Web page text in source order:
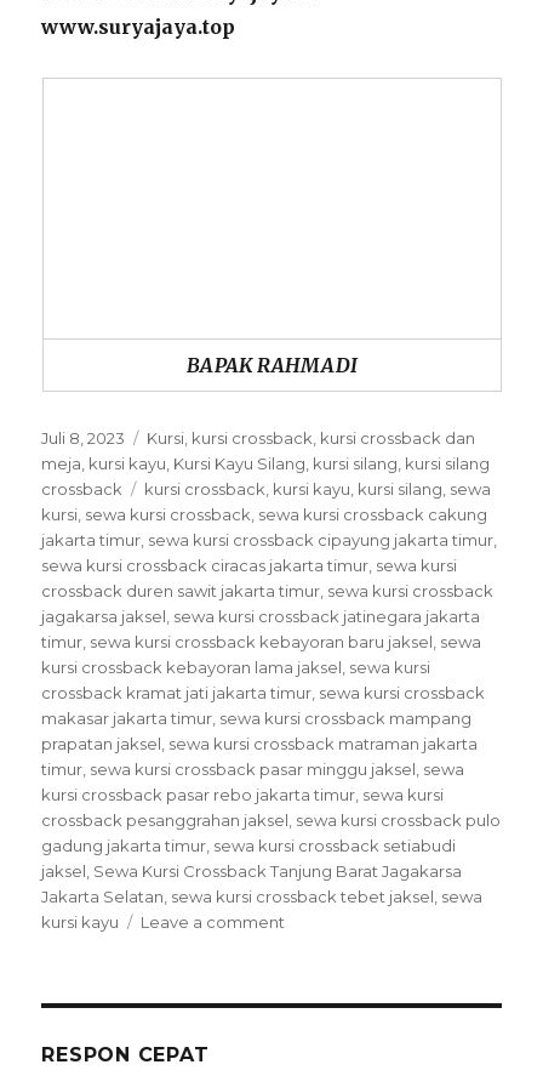
www.suryajaya.top
BAPAK RAHMADI
Posted
on
Juli 8, 2023 Categories
Kursi kursi crossback kursi crossback dan
meja kursi kayu Kursi Kayu Silang kursi silang kursi silang
crossback
Tags
kursi crossback kursi kayu kursi silang sewa
kursi sewa kursi crossback sewa kursi crossback cakung
jakarta timur sewa kursi crossback cipayung jakarta timur
sewa kursi crossback ciracas jakarta timur sewa kursi
crossback duren sawit jakarta timur sewa kursi crossback
jagakarsa jaksel sewa kursi crossback jatinegara jakarta
timur sewa kursi crossback kebayoran baru jaksel sewa
kursi crossback kebayoran lama jaksel sewa kursi
crossback kramat jati jakarta timur sewa kursi crossback
makasar jakarta timur sewa kursi crossback mampang
prapatan jaksel sewa kursi crossback matraman jakarta
timur sewa kursi crossback pasar minggu jaksel sewa
kursi crossback pasar rebo jakarta timur sewa kursi
crossback pesanggrahan jaksel sewa kursi crossback pulo
gadung jakarta timur sewa kursi crossback setiabudi
jaksel Sewa Kursi Crossback Tanjung Barat Jagakarsa
Jakarta Selatan sewa kursi crossback tebet jaksel sewa
kursi kayu
Leave a comment
RESPON CEPAT